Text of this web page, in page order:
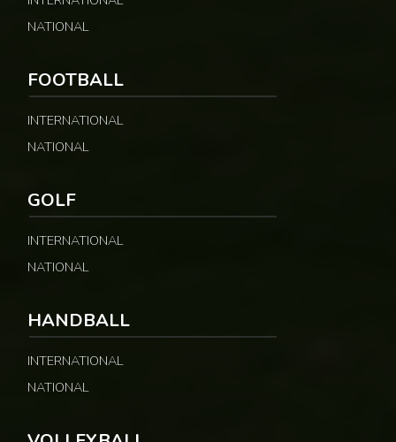
NATIONAL
FOOTBALL
INTERNATIONAL
NATIONAL
GOLF
INTERNATIONAL
NATIONAL
HANDBALL
INTERNATIONAL
NATIONAL